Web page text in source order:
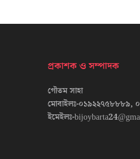
প্রকাশক ও সম্পাদক
গৌতম সাহা
মোবাইলঃ-০১৯২২৭৫৮৮৮৯,
ইমেইলঃ-